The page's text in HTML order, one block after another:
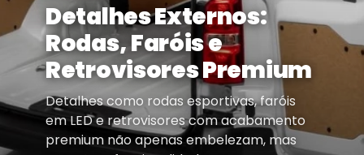
Detalhes Externos:
Rodas, Faróis e
Retrovisores Premium
Detalhes como rodas esportivas, faróis
em LED e retrovisores com acabamento
premium não apenas embelezam, mas